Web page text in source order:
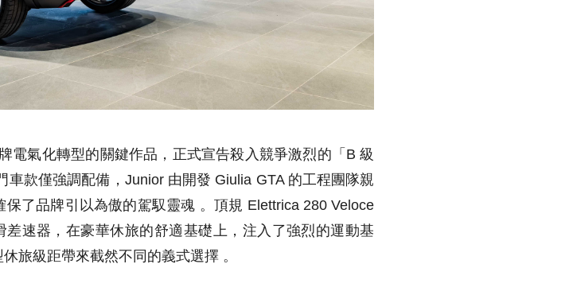
電氣化轉型的關鍵作品，正式宣告殺入競爭激烈的「B 級
款僅強調配備，Junior 由開發 Giulia GTA 的工程團隊親
了品牌引以為傲的駕馭靈魂 。頂規 Elettrica 280 Veloce
速器，在豪華休旅的舒適基礎上，注入了強烈的運動基
旅級距帶來截然不同的義式選擇 。